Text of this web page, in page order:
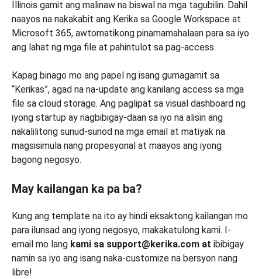
Illinois gamit ang malinaw na biswal na mga tagubilin. Dahil
naayos na nakakabit ang Kerika sa Google Workspace at
Microsoft 365, awtomatikong pinamamahalaan para sa iyo
ang lahat ng mga file at pahintulot sa pag-access.
Kapag binago mo ang papel ng isang gumagamit sa
“Kerikas”, agad na na-update ang kanilang access sa mga
file sa cloud storage. Ang paglipat sa visual dashboard ng
iyong startup ay nagbibigay-daan sa iyo na alisin ang
nakalilitong sunud-sunod na mga email at matiyak na
magsisimula nang propesyonal at maayos ang iyong
bagong negosyo.
May kailangan ka pa ba?
Kung ang template na ito ay hindi eksaktong kailangan mo
para ilunsad ang iyong negosyo, makakatulong kami. I-
email mo lang kami sa support@kerika.com at ibibigay
namin sa iyo ang isang naka-customize na bersyon nang
libre!